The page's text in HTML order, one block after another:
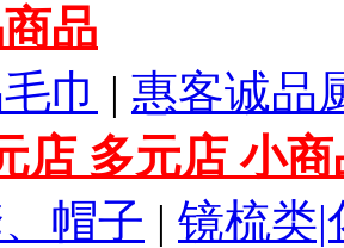
品
巾 | 惠客诚品
店 多元店 小
帽子 | 镜梳类|